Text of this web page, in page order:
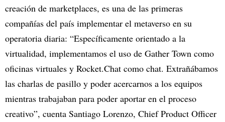
creación de marketplaces, es una de las primeras
compañías del país implementar el metaverso en su
operatoria diaria: “Específicamente orientado a la
virtualidad, implementamos el uso de Gather Town como
oficinas virtuales y Rocket.Chat como chat. Extrañábamos
las charlas de pasillo y poder acercarnos a los equipos
mientras trabajaban para poder aportar en el proceso
creativo”, cuenta Santiago Lorenzo, Chief Product Officer